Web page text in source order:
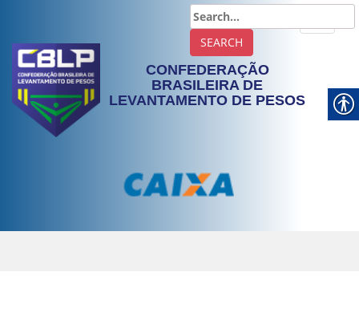
CONFEDERAÇÃO
BRASILEIRA DE
LEVANTAMENTO DE PESOS